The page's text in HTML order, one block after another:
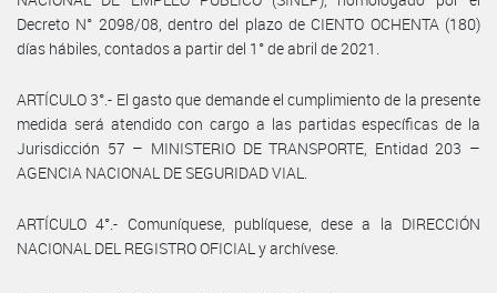
Decreto N° 2098/08, dentro del plazo de CIENTO OCHENTA (180)
días hábiles, contados a partir del 1° de abril de 2021.
ARTÍCULO 3°.- El gasto que demande el cumplimiento de la presente
medida será atendido con cargo a las partidas específicas de la
Jurisdicción 57 – MINISTERIO DE TRANSPORTE, Entidad 203 –
AGENCIA NACIONAL DE SEGURIDAD VIAL.
ARTÍCULO 4°.- Comuníquese, publíquese, dese a la DIRECCIÓN
NACIONAL DEL REGISTRO OFICIAL y archívese.